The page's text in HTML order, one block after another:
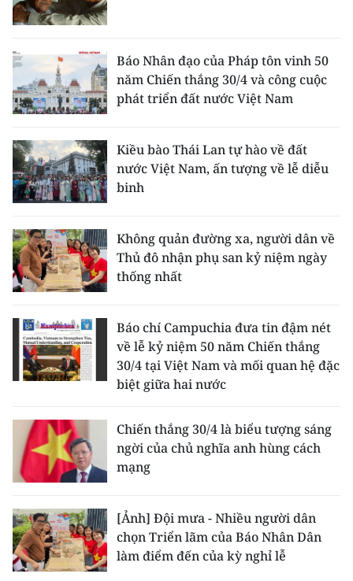
Báo Nhân đạo của Pháp tôn vinh 50
năm Chiến thắng 30/4 và công cuộc
phát triển đất nước Việt Nam
Kiều bào Thái Lan tự hào về đất
nước Việt Nam, ấn tượng về lễ diễu
binh
Không quản đường xa, người dân về
Thủ đô nhận phụ san kỷ niệm ngày
thống nhất
Báo chí Campuchia đưa tin đậm nét
về lễ kỷ niệm 50 năm Chiến thắng
30/4 tại Việt Nam và mối quan hệ đặc
biệt giữa hai nước
Chiến thắng 30/4 là biểu tượng sáng
ngời của chủ nghĩa anh hùng cách
mạng
[Ảnh] Đội mưa - Nhiều người dân
chọn Triển lãm của Báo Nhân Dân
làm điểm đến của kỳ nghỉ lễ